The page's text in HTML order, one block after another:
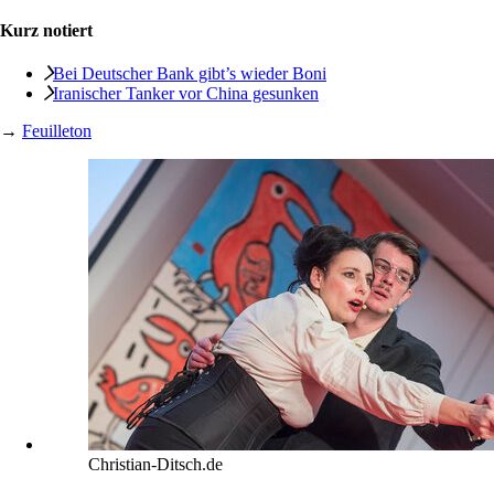
Kurz notiert
Bei Deutscher Bank gibt’s wieder Boni
Iranischer Tanker vor China gesunken
→ Feuilleton
Christian-Ditsch.de